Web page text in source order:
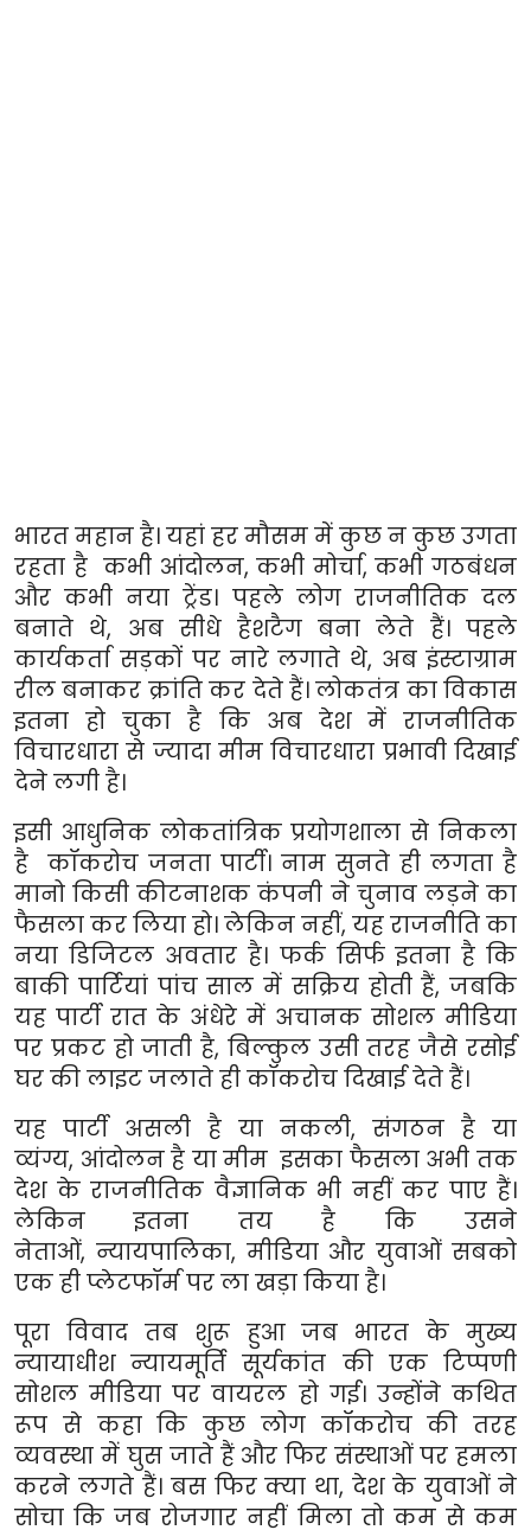
भारत महान है। यहां हर मौसम में कुछ न कुछ उगता
रहता है कभी आंदोलन,कभी मोर्चा,कभी गठबंधन
और कभी नया ट्रेंड। पहले लोग राजनीतिक दल
बनाते थे, अब सीधे हैशटैग बना लेते हैं। पहले
कार्यकर्ता सड़कों पर नारे लगाते थे, अब इंस्टाग्राम
रील बनाकर क्रांति कर देते हैं। लोकतंत्र का विकास
इतना हो चुका है कि अब देश में राजनीतिक
विचारधारा से ज्यादा मीम विचारधारा प्रभावी दिखाई
देने लगी है।
इसी आधुनिक लोकतांत्रिक प्रयोगशाला से निकला
है कॉकरोच जनता पार्टी। नाम सुनते ही लगता है
मानो किसी कीटनाशक कंपनी ने चुनाव लड़ने का
फैसला कर लिया हो। लेकिन नहीं, यह राजनीति का
नया डिजिटल अवतार है। फर्क सिर्फ इतना है कि
बाकी पार्टियां पांच साल में सक्रिय होती हैं, जबकि
यह पार्टी रात के अंधेरे में अचानक सोशल मीडिया
पर प्रकट हो जाती है, बिल्कुल उसी तरह जैसे रसोई
घर की लाइट जलाते ही कॉकरोच दिखाई देते हैं।
यह पार्टी असली है या नकली, संगठन है या
व्यंग्य, आंदोलन है या मीम इसका फैसला अभी तक
देश के राजनीतिक वैज्ञानिक भी नहीं कर पाए हैं।
लेकिन इतना तय है कि उसने
नेताओं, न्यायपालिका, मीडिया और युवाओं सबको
एक ही प्लेटफॉर्म पर ला खड़ा किया है।
पूरा विवाद तब शुरू हुआ जब भारत के मुख्य
न्यायाधीश न्यायमूर्ति सूर्यकांत की एक टिप्पणी
सोशल मीडिया पर वायरल हो गई। उन्होंने कथित
रूप से कहा कि कुछ लोग कॉकरोच की तरह
व्यवस्था में घुस जाते हैं और फिर संस्थाओं पर हमला
करने लगते हैं। बस फिर क्या था,देश के युवाओं ने
सोचा कि जब रोजगार नहीं मिला तो कम से कम